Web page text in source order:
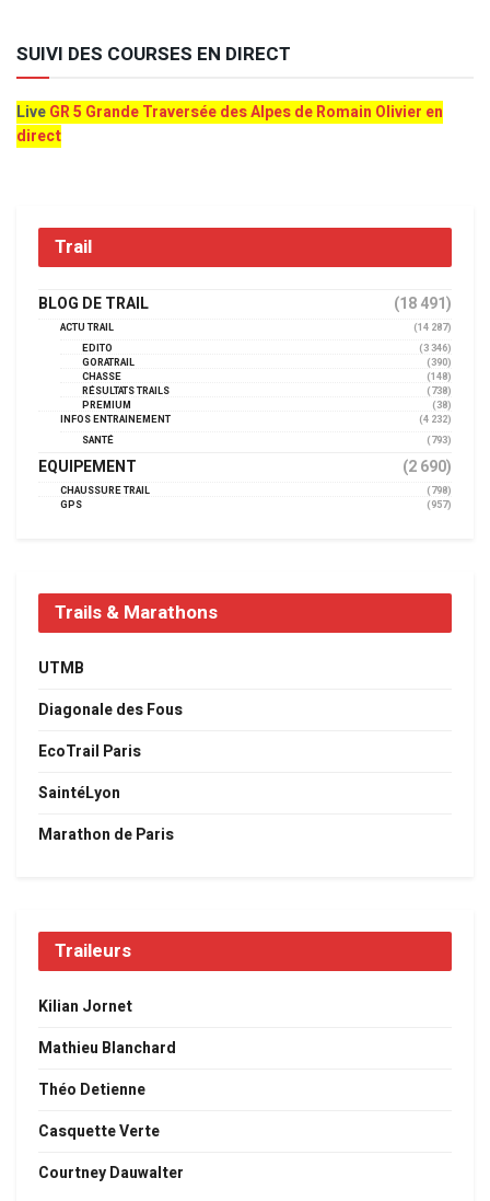
SUIVI DES COURSES EN DIRECT
LiveGR 5 Grande Traversée des Alpes de Romain Olivier en
direct
Trail
BLOG DE TRAIL (18 491)
ACTU TRAIL
(14 287)
EDITO
(3 346)
GORATRAIL
(390)
CHASSE
(148)
RÉSULTATS TRAILS
(738)
PREMIUM
(38)
INFOS ENTRAINEMENT
(4 232)
SANTÉ
(793)
EQUIPEMENT (2 690)
CHAUSSURE TRAIL
(798)
GPS
(957)
Trails & Marathons
UTMB
Diagonale des Fous
EcoTrail Paris
SaintéLyon
Marathon de Paris
Traileurs
Kilian Jornet
Mathieu Blanchard
Théo Detienne
Casquette Verte
Courtney Dauwalter